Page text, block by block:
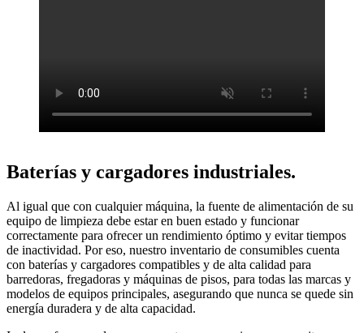
Baterías y cargadores industriales.
Al igual que con cualquier máquina, la fuente de alimentación de su
equipo de limpieza debe estar en buen estado y funcionar
correctamente para ofrecer un rendimiento óptimo y evitar tiempos
de inactividad. Por eso, nuestro inventario de consumibles cuenta
con baterías y cargadores compatibles y de alta calidad para
barredoras, fregadoras y máquinas de pisos, para todas las marcas y
modelos de equipos principales, asegurando que nunca se quede sin
energía duradera y de alta capacidad.